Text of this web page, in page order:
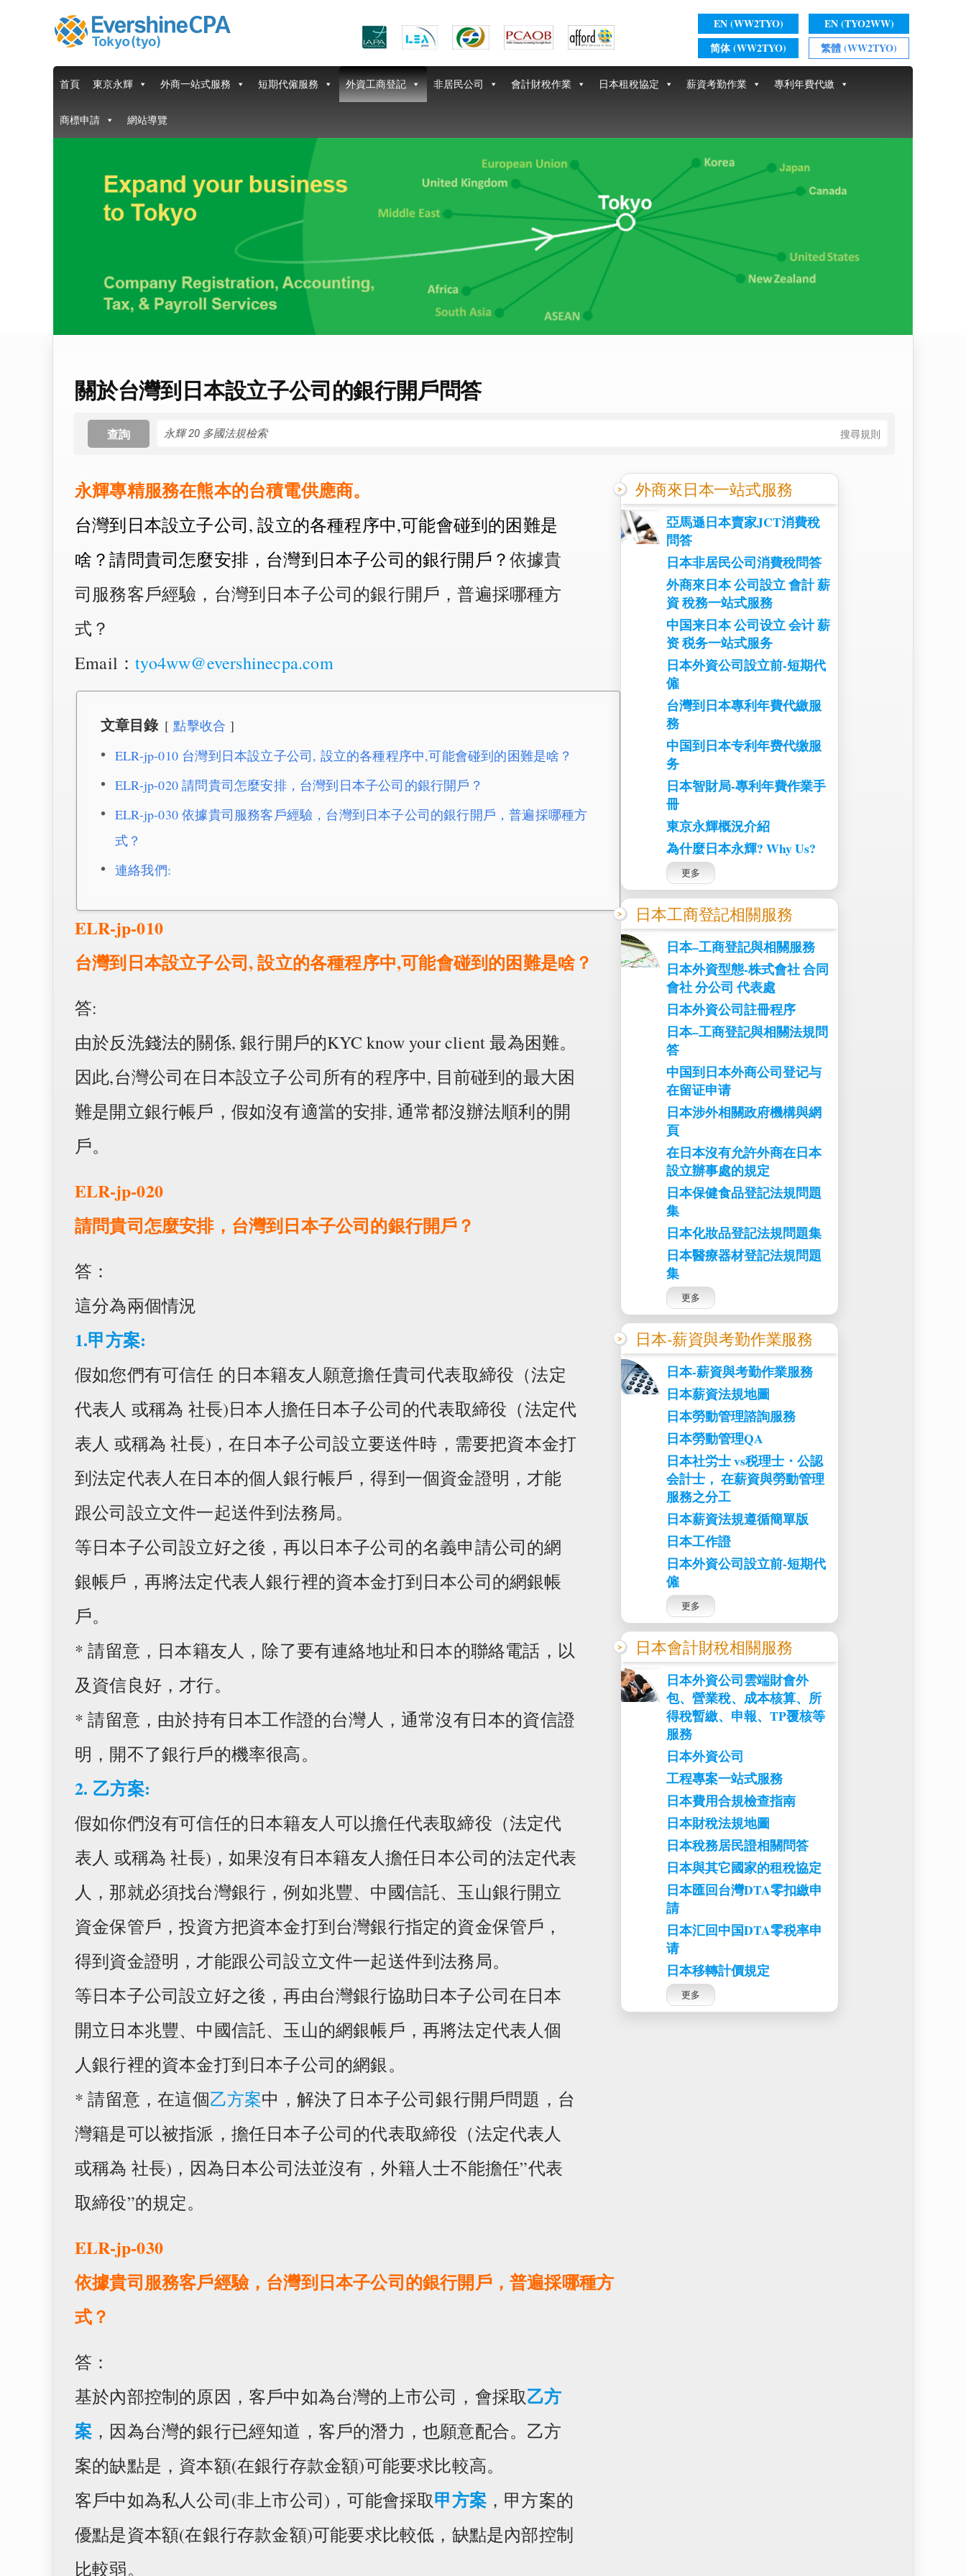
EN (WW2TYO)
EN (TYO2WW)
简体 (WW2TYO)
繁體 (WW2TYO)
首頁 東京永輝 外商一站式服務 短期代僱服務 外資工商登記 非居民公司 會計財稅作業 日本租稅協定 薪資考勤作業 專利年費代繳
商標申請 網站導覽
關於台灣到日本設立子公司的銀行開戶問答
搜尋規則
查詢
永輝專精服務在熊本的台積電供應商。
台灣到日本設立子公司, 設立的各種程序中,可能會碰到的困難是
啥？請問貴司怎麼安排，台灣到日本子公司的銀行開戶？依據貴
司服務客戶經驗，台灣到日本子公司的銀行開戶，普遍採哪種方
式？
Email：tyo4ww@evershinecpa.com
文章目錄
點擊收合
ELR-jp-010 台灣到日本設立子公司, 設立的各種程序中,可能會碰到的困難是啥？
ELR-jp-020 請問貴司怎麼安排，台灣到日本子公司的銀行開戶？
ELR-jp-030 依據貴司服務客戶經驗，台灣到日本子公司的銀行開戶，普遍採哪種方
式？
連絡我們:
ELR-jp-010
台灣到日本設立子公司, 設立的各種程序中,可能會碰到的困難是啥？
答:
由於反洗錢法的關係, 銀行開戶的KYC know your client 最為困難。
因此,台灣公司在日本設立子公司所有的程序中, 目前碰到的最大困
難是開立銀行帳戶，假如沒有適當的安排, 通常都沒辦法順利的開
戶。
ELR-jp-020
請問貴司怎麼安排，台灣到日本子公司的銀行開戶？
答：
這分為兩個情況
1.甲方案:
假如您們有可信任 的日本籍友人願意擔任貴司代表取締役（法定
代表人 或稱為 社長)日本人擔任日本子公司的代表取締役（法定代
表人 或稱為 社長)，在日本子公司設立要送件時，需要把資本金打
到法定代表人在日本的個人銀行帳戶，得到一個資金證明，才能
跟公司設立文件一起送件到法務局。
等日本子公司設立好之後，再以日本子公司的名義申請公司的網
銀帳戶，再將法定代表人銀行裡的資本金打到日本公司的網銀帳
戶。
* 請留意，日本籍友人，除了要有連絡地址和日本的聯絡電話，以
及資信良好，才行。
* 請留意，由於持有日本工作證的台灣人，通常沒有日本的資信證
明，開不了銀行戶的機率很高。
2. 乙方案:
假如你們沒有可信任的日本籍友人可以擔任代表取締役（法定代
表人 或稱為 社長)，如果沒有日本籍友人擔任日本公司的法定代表
人，那就必須找台灣銀行，例如兆豐、中國信託、玉山銀行開立
資金保管戶，投資方把資本金打到台灣銀行指定的資金保管戶，
得到資金證明，才能跟公司設立文件一起送件到法務局。
等日本子公司設立好之後，再由台灣銀行協助日本子公司在日本
開立日本兆豐、中國信託、玉山的網銀帳戶，再將法定代表人個
人銀行裡的資本金打到日本子公司的網銀。
* 請留意，在這個乙方案中，解決了日本子公司銀行開戶問題，台
灣籍是可以被指派，擔任日本子公司的代表取締役（法定代表人
或稱為 社長)，因為日本公司法並沒有，外籍人士不能擔任”代表
取締役”的規定。
ELR-jp-030
依據貴司服務客戶經驗，台灣到日本子公司的銀行開戶，普遍採哪種方
式？
答：
基於內部控制的原因，客戶中如為台灣的上市公司，會採取乙方
案 ，因為台灣的銀行已經知道，客戶的潛力，也願意配合。乙方
案的缺點是，資本額(在銀行存款金額)可能要求比較高。
客戶中如為私人公司(非上市公司)，可能會採取甲方案 ，甲方案的
優點是資本額(在銀行存款金額)可能要求比較低，缺點是內部控制
比較弱。
外商來日本一站式服務
亞馬遜日本賣家JCT消費稅
問答
日本非居民公司消費稅問答
外商來日本 公司設立 會計 薪
資 稅務一站式服務
中国来日本 公司设立 会计 薪
资 税务一站式服务
日本外資公司設立前-短期代
僱
台灣到日本專利年費代繳服
務
中国到日本专利年费代缴服
务
日本智財局-專利年費作業手
冊
東京永輝概況介紹
為什麼日本永輝? Why Us?
更多
日本工商登記相關服務
日本–工商登記與相關服務
日本外資型態-株式會社 合同
會社 分公司 代表處
日本外資公司註冊程序
日本–工商登記與相關法規問
答
中国到日本外商公司登记与
在留证申请
日本涉外相關政府機構與網
頁
在日本沒有允許外商在日本
設立辦事處的規定
日本保健食品登記法規問題
集
日本化妝品登記法規問題集
日本醫療器材登記法規問題
集
更多
日本-薪資與考勤作業服務
日本-薪資與考勤作業服務
日本薪資法規地圖
日本勞動管理諮詢服務
日本勞動管理QA
日本社労士 vs税理士・公認
会計士， 在薪資與勞動管理
服務之分工
日本薪資法規遵循簡單版
日本工作證
日本外資公司設立前-短期代
僱
更多
日本會計財稅相關服務
日本外資公司雲端財會外
包、營業稅、成本核算、所
得稅暫繳、申報、TP覆核等
服務
日本外資公司
工程專案一站式服務
日本費用合規檢查指南
日本財稅法規地圖
日本稅務居民證相關問答
日本與其它國家的租稅協定
日本匯回台灣DTA零扣繳申
請
日本汇回中国DTA零税率申
请
日本移轉計價規定
更多